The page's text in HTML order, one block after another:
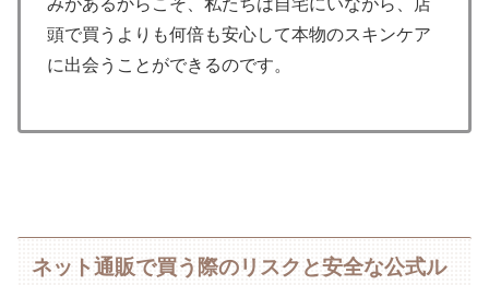
頭で買うよりも何倍も安心して本物のスキンケア
に出会うことができるのです。
ネット通販で買う際のリスクと安全な公式ル